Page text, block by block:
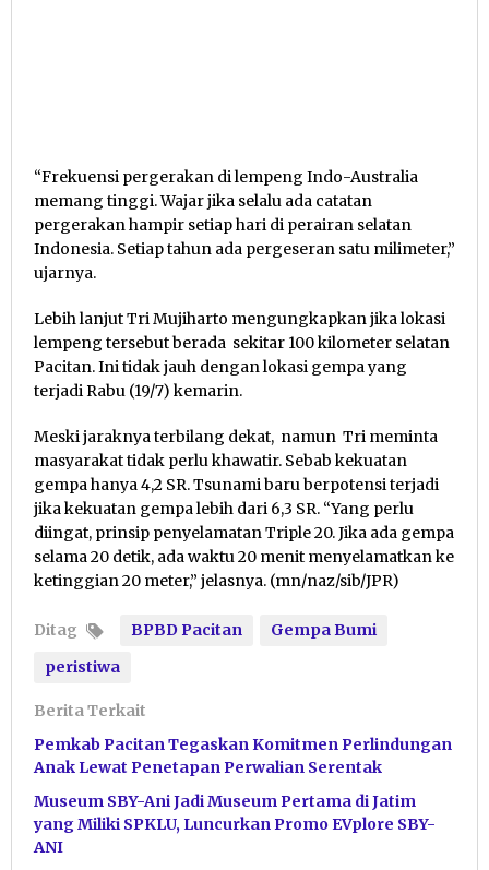
“Frekuensi pergerakan di lempeng Indo-Australia
memang tinggi. Wajar jika selalu ada catatan
pergerakan hampir setiap hari di perairan selatan
Indonesia. Setiap tahun ada pergeseran satu milimeter,”
ujarnya.
Lebih lanjut Tri Mujiharto mengungkapkan jika lokasi
lempeng tersebut berada sekitar 100 kilometer selatan
Pacitan. Ini tidak jauh dengan lokasi gempa yang
terjadi Rabu (19/7) kemarin.
Meski jaraknya terbilang dekat, namun Tri meminta
masyarakat tidak perlu khawatir. Sebab kekuatan
gempa hanya 4,2 SR. Tsunami baru berpotensi terjadi
jika kekuatan gempa lebih dari 6,3 SR. “Yang perlu
diingat, prinsip penyelamatan Triple 20. Jika ada gempa
selama 20 detik, ada waktu 20 menit menyelamatkan ke
ketinggian 20 meter,” jelasnya. (mn/naz/sib/JPR)
Ditag BPBD Pacitan
Gempa Bumi
peristiwa
Berita Terkait
Pemkab Pacitan Tegaskan Komitmen Perlindungan
Anak Lewat Penetapan Perwalian Serentak
Museum SBY-Ani Jadi Museum Pertama di Jatim
yang Miliki SPKLU, Luncurkan Promo EVplore SBY-
ANI